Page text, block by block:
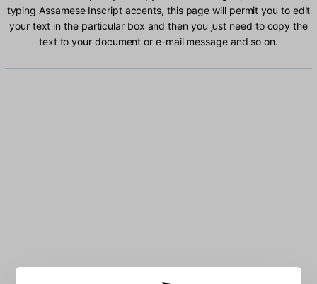
typing Assamese Inscript accents, this page will permit you to edit
your text in the particular box and then you just need to copy the
text to your document or e-mail message and so on.